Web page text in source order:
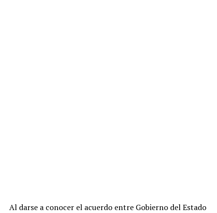
Al darse a conocer el acuerdo entre Gobierno del Estado